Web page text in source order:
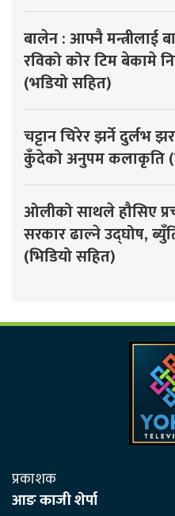
बालेन : आफ्नै मन्त्रीलाई
रविको कोर टिम बेकामे
(भडियो सहित)
चट्टान चिरेर झर्ने दुर्लभ
कुँदेको अनुपम कलाकृति
ओलीको साथले हौसिए
सरकार ढाल्ने उद्घोष,
(भिडियो सहित)
प्रकाशक
आङ काजी शेर्पा